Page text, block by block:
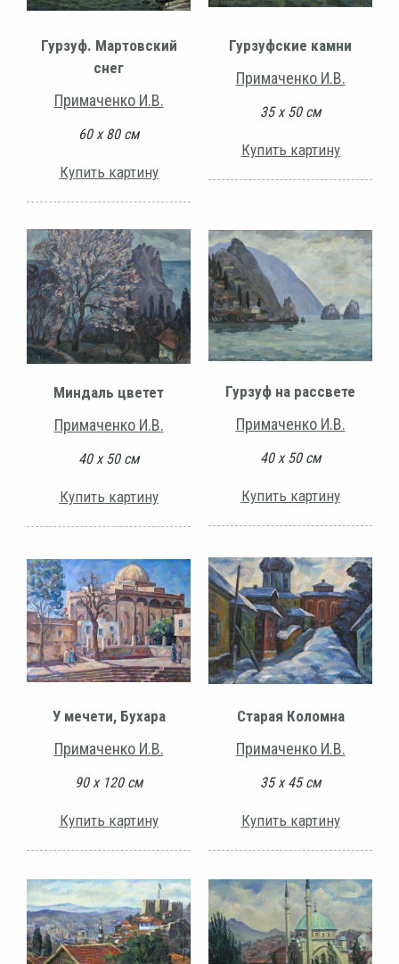
Гурзуф. Мартовский
снег
Примаченко И.В.
60 х 80 см
Купить картину
Гурзуфские камни
Примаченко И.В.
35 х 50 см
Купить картину
Миндаль цветет
Примаченко И.В.
40 х 50 см
Купить картину
Гурзуф на рассвете
Примаченко И.В.
40 х 50 см
Купить картину
У мечети, Бухара
Примаченко И.В.
90 х 120 см
Купить картину
Старая Коломна
Примаченко И.В.
35 х 45 см
Купить картину